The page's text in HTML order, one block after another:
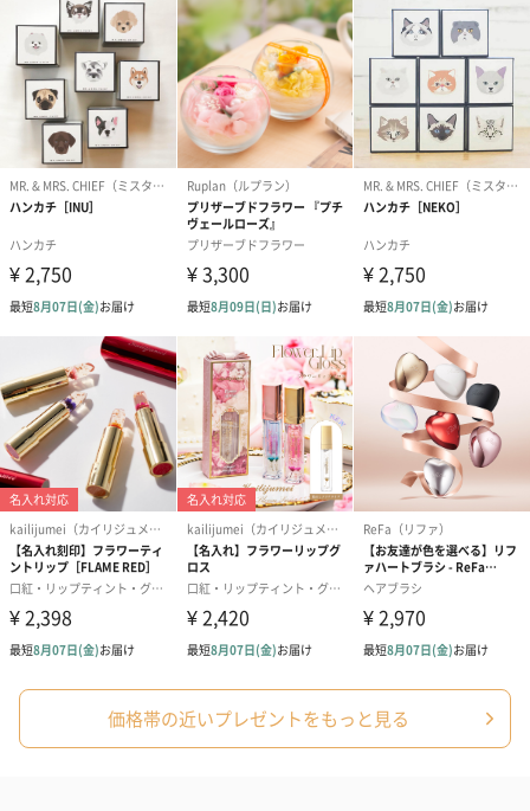
ハンドタオル・ハンカチを同梱してお届けいたします。ギフトへ
の＋αにおすすめです。
花束ハンドタオル（ピ
ンク）（1,760円）
花束ハンドタオル（ブ
ルー）（1,760円）
花束ハンドタ
ワイト）（
キャンドル・お香
キャンドル・お香を同梱してお届けいたします。
ンセンススティック
（END）（880円）
ンセンススティック
（St.OSMANTHUS）
（GRAPE
（880円）
価格帯の近いプレゼントをもっと見る